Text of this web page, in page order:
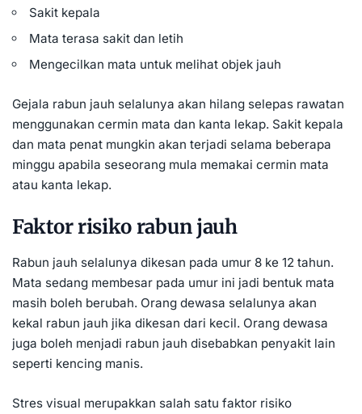
Sakit kepala
Mata terasa sakit dan letih
Mengecilkan mata untuk melihat objek jauh
Gejala rabun jauh selalunya akan hilang selepas rawatan
menggunakan cermin mata dan kanta lekap. Sakit kepala
dan mata penat mungkin akan terjadi selama beberapa
minggu apabila seseorang mula memakai cermin mata
atau kanta lekap.
Faktor risiko rabun jauh
Rabun jauh selalunya dikesan pada umur 8 ke 12 tahun.
Mata sedang membesar pada umur ini jadi bentuk mata
masih boleh berubah. Orang dewasa selalunya akan
kekal rabun jauh jika dikesan dari kecil. Orang dewasa
juga boleh menjadi rabun jauh disebabkan penyakit lain
seperti kencing manis.
Stres visual merupakkan salah satu faktor risiko